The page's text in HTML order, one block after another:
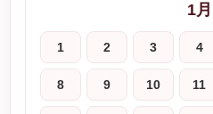
1月
1 2 3 4
8 9 10 11